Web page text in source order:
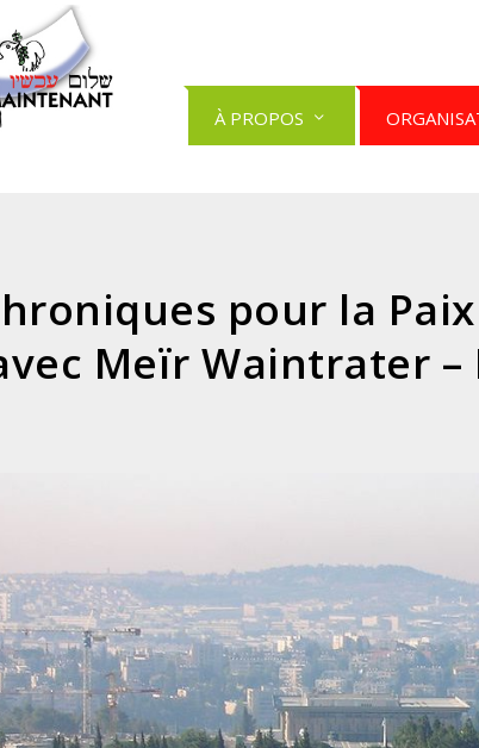
À PROPOS
pour la
Meïr Waintrater